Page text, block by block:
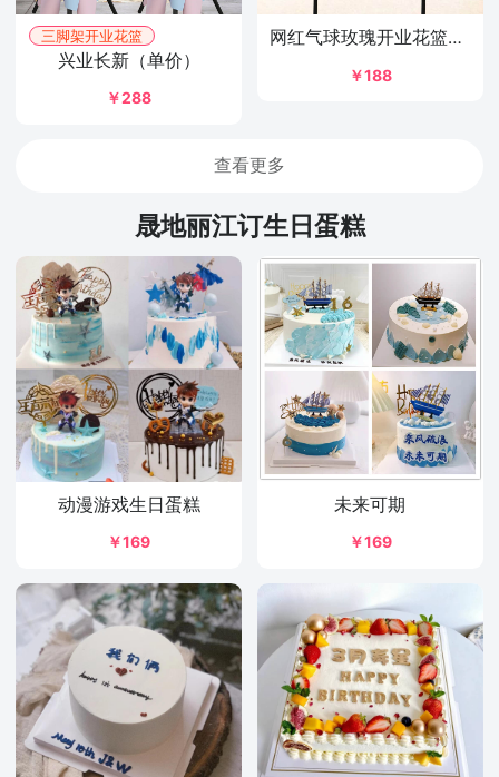
三脚架开业花篮
兴业长新（单价）
￥288
网红气球玫瑰开业花篮（单价）
￥188
查看更多
晟地丽江订生日蛋糕
动漫游戏生日蛋糕
￥169
未来可期
￥169